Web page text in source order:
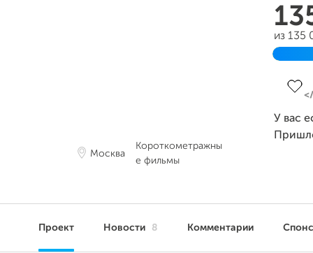
Москва
Короткометражны
е фильмы
из 135
У вас
Проект Новости 8 Комментарии